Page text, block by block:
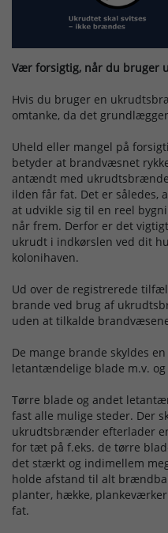
Kontakt
Kurser
Ledige Stillinger
Skorsten
Tilslutning af
Vær forsigtig, når du bruger
Hvis du bruger en
omtanke, da det
Uheld eller mangel på
betyder at brandvæsnet
antændt med
ilden får fat. Det er således,
at udvikle sig til en reel
når frem. Derfor er det
ukrudt i indkørslen ved dit
kolonihaven.
Ud over de registrerede
brande ved brug af
uden at tilkalde
De mange brande skyldes
letantændelige blade m.v.
Tørre blade og andet
fast alle mulige steder. Der
ukrudtsbrænder efterlader
for tæt på f.eks. de tørre
det stærkt og indimellem
holde afstand til alt
planter, hække,
fat.